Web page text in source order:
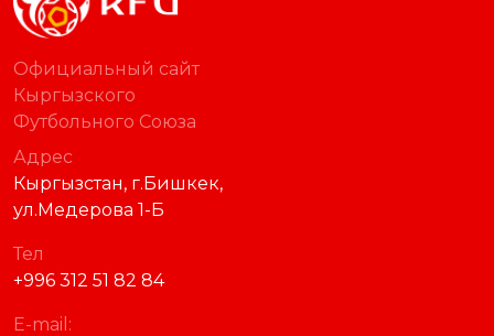
Официальный сайт
Кыргызского
Футбольного Союза
Адрес
Кыргызстан, г.Бишкек,
ул.Медерова 1-Б
Тел
+996 312 51 82 84
E-mail: